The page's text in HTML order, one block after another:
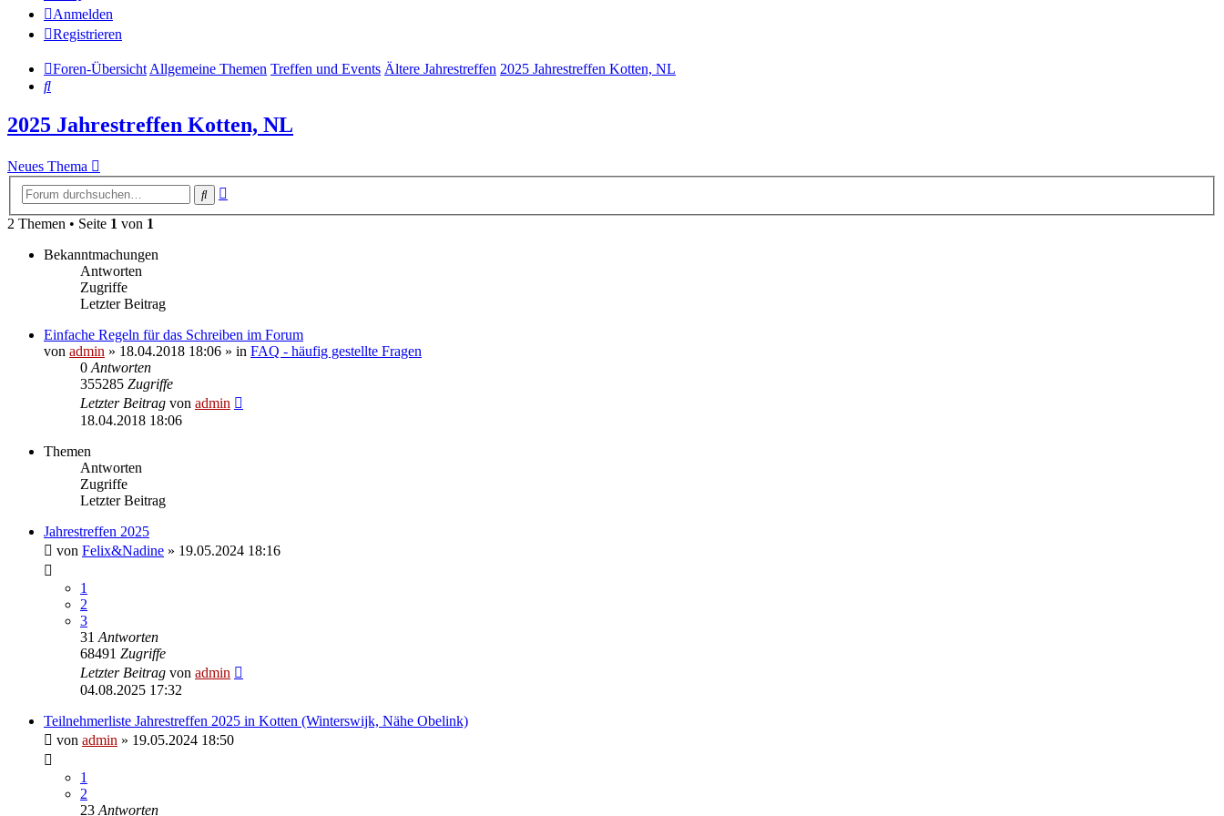
Anmelden
Registrieren
Foren-ÜbersichtAllgemeine Themen Treffen und Events Ältere Jahrestreffen 2025 Jahrestreffen Kotten, NL
Suche
2025 Jahrestreffen Kotten, NL
Neues Thema
Suche
2 Themen • Seite 1 von 1
Bekanntmachungen
Antworten
Zugriffe
Letzter Beitrag
Einfache Regeln für das Schreiben im Forum
von admin » 18.04.2018 18:06 » in FAQ - häufig gestellte Fragen
0 Antworten
355285 Zugriffe
Letzter Beitrag von admin
18.04.2018 18:06
Themen
Antworten
Zugriffe
Letzter Beitrag
Jahrestreffen 2025
von Felix&Nadine » 19.05.2024 18:16
1
2
3
31 Antworten
68491 Zugriffe
Letzter Beitrag von admin
04.08.2025 17:32
Teilnehmerliste Jahrestreffen 2025 in Kotten (Winterswijk, Nähe Obelink)
von admin » 19.05.2024 18:50
1
2
23 Antworten